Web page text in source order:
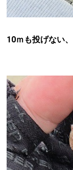
10ｍも投げない、